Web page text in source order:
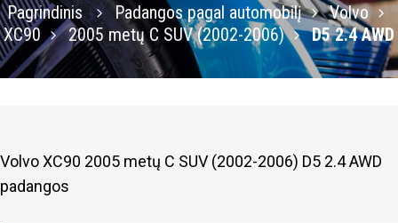
Pagrindinis Padangos pagal automobilį
Volvo
XC90
2005 metų С SUV (2002-2006) D5 2.4 AWD
Volvo XC90 2005 metų С SUV (2002-2006) D5 2.4 AWD
padangos